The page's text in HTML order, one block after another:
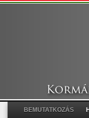
Főmenü
BEMUTATKOZÁS